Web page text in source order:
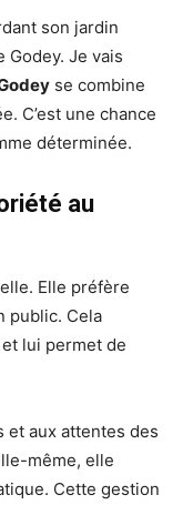
son jardin
Godey. Je vais
se combine
C’est une chance
déterminée.
au
Elle préfère
public. Cela
lui permet de
et aux attentes des
même, elle
Cette gestion